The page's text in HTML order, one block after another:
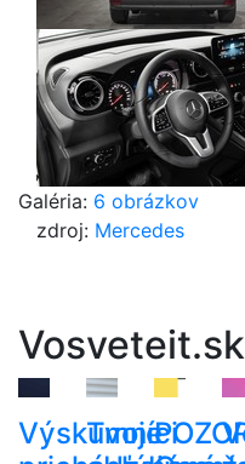
Galéria: 6 obrázkov
zdroj: Mercedes
Vosveteit.sk
Výskumníci
Tvoje